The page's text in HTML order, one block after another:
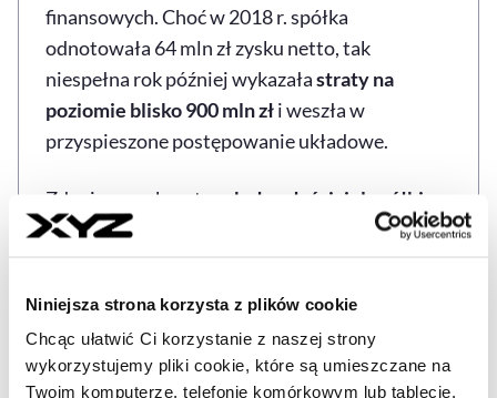
Niniejsza strona korzysta z plików cookie
Chcąc ułatwić Ci korzystanie z naszej strony
wykorzystujemy pliki cookie, które są umieszczane na
Twoim komputerze, telefonie komórkowym lub tablecie.
finansowych. Choć w 2018 r. spółka
odnotowała 64 mln zł zysku netto, tak
niespełna rok później wykazałastraty na
poziomie blisko 900 mln złi weszła w
przyspieszone postępowanie układowe.
Zdaniem prokuratury były właściciel spółki
kierował zorganizowaną grupą przestępczą,
skarbowych i podatkowych, w tym zarzuca jej
na zasadzie wystawiania pustych faktur VAT, co
pozwoliło oszukać Skarb Państwa.